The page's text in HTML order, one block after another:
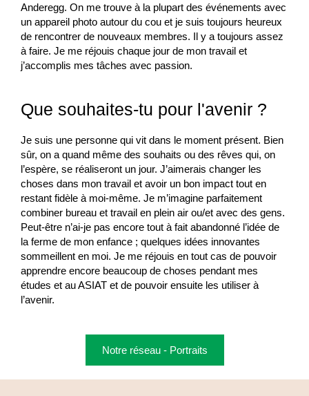
Anderegg. On me trouve à la plupart des événements avec
un appareil photo autour du cou et je suis toujours heureux
de rencontrer de nouveaux membres. Il y a toujours assez
à faire. Je me réjouis chaque jour de mon travail et
j’accomplis mes tâches avec passion.
Que souhaites-tu pour l'avenir ?
Je suis une personne qui vit dans le moment présent. Bien
sûr, on a quand même des souhaits ou des rêves qui, on
l’espère, se réaliseront un jour. J’aimerais changer les
choses dans mon travail et avoir un bon impact tout en
restant fidèle à moi-même. Je m’imagine parfaitement
combiner bureau et travail en plein air ou/et avec des gens.
Peut-être n’ai-je pas encore tout à fait abandonné l’idée de
la ferme de mon enfance ; quelques idées innovantes
sommeillent en moi. Je me réjouis en tout cas de pouvoir
apprendre encore beaucoup de choses pendant mes
études et au ASIAT et de pouvoir ensuite les utiliser à
l’avenir.
Notre réseau - Portraits